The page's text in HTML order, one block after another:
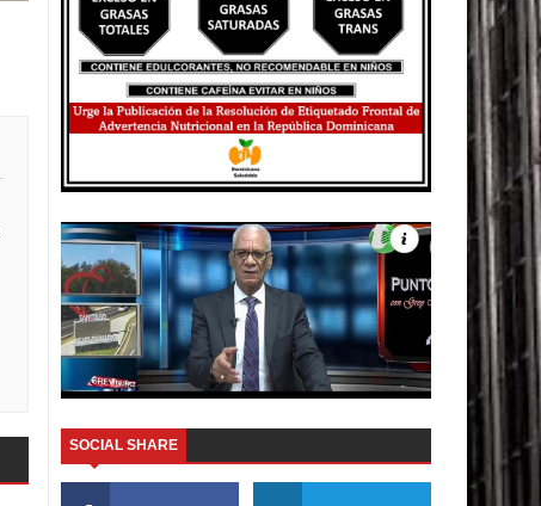
SOCIAL SHARE